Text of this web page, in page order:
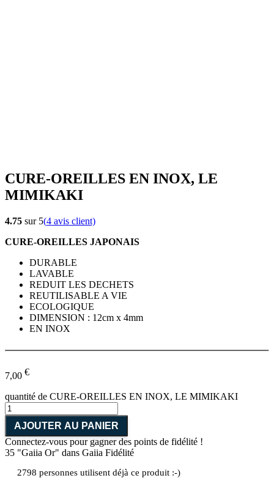
CURE-OREILLES EN INOX, LE
MIMIKAKI
4.75 sur 5(4 avis client)
CURE-OREILLES JAPONAIS
DURABLE
LAVABLE
REDUIT LES DECHETS
REUTILISABLE A VIE
ECOLOGIQUE
DIMENSION : 12cm x 4mm
EN INOX
7,00 €
quantité de CURE-OREILLES EN INOX, LE MIMIKAKI
AJOUTER AU PANIER
Connectez-vous pour gagner des points de fidélité !
35 "Gaiia Or" dans Gaiia Fidélité
2798 personnes utilisent déjà ce produit :-)